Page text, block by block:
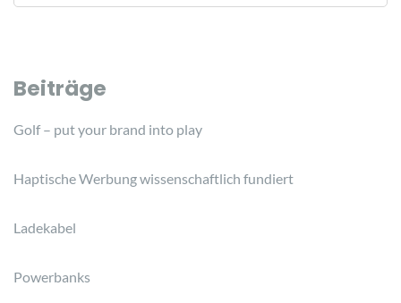
Beiträge
Golf – put your brand into play
Haptische Werbung wissenschaftlich fundiert
Ladekabel
Powerbanks